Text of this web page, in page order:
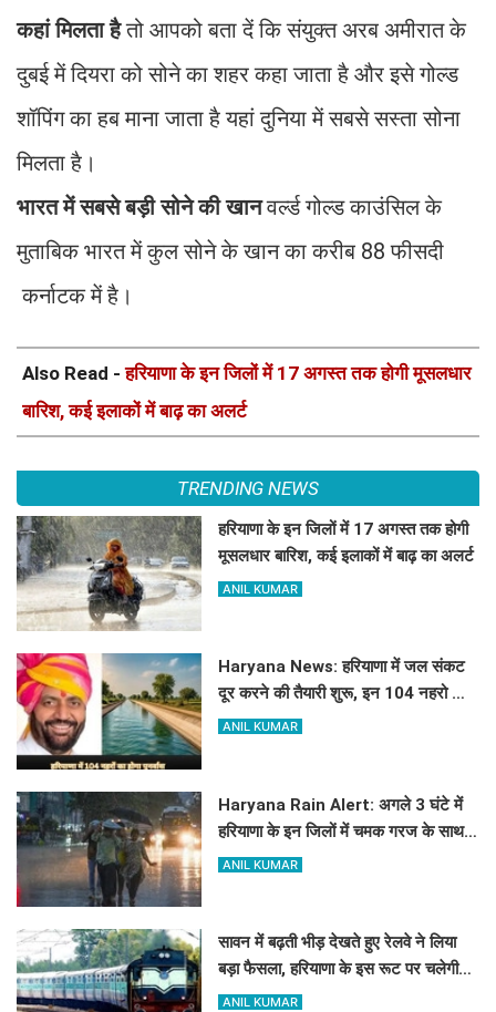
कहां मिलता हैतो आपको बता दें कि संयुक्त अरब अमीरात के
दुबई में दियरा को सोने का शहर कहा जाता है और इसे गोल्ड
शॉपिंग का हब माना जाता है यहां दुनिया में सबसे सस्ता सोना
मिलता है।
भारत में सबसे बड़ी सोने की खानवर्ल्ड गोल्ड काउंसिल के
मुताबिक भारत में कुल सोने के खान का करीब 88 फीसदी
कर्नाटक में है।
Also Read -हरियाणा के इन जिलों में 17 अगस्त तक होगी मूसलधार
बारिश, कई इलाकों में बाढ़ का अलर्ट
TRENDING NEWS
हरियाणा के इन जिलों में 17 अगस्त तक होगी
मूसलधार बारिश, कई इलाकों में बाढ़ का अलर्ट
ANIL KUMAR
Haryana News: हरियाणा में जल संकट
दूर करने की तैयारी शुरू, इन 104 नहरो का
होगा पुनर्वास
ANIL KUMAR
Haryana Rain Alert: अगले 3 घंटे में
हरियाणा के इन जिलों में चमक गरज के साथ
होगी बारिश, देखिए ताजा अलर्ट
ANIL KUMAR
सावन में बढ़ती भीड़ देखते हुए रेलवे ने लिया
बड़ा फैसला, हरियाणा के इस रूट पर चलेगी
स्पेशल ट्रेन, देखें टाइमिंग
ANIL KUMAR